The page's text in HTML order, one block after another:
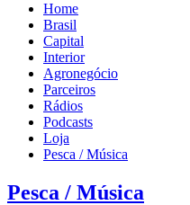
Home
Brasil
Capital
Interior
Agronegócio
Parceiros
Rádios
Podcasts
Loja
Pesca / Música
Pesca / Música